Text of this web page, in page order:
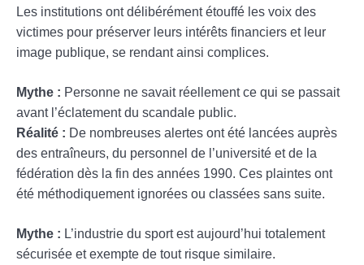
Les institutions ont délibérément étouffé les voix des
victimes pour préserver leurs intérêts financiers et leur
image publique, se rendant ainsi complices.
Mythe : Personne ne savait réellement ce qui se passait
avant l’éclatement du scandale public.
Réalité : De nombreuses alertes ont été lancées auprès
des entraîneurs, du personnel de l’université et de la
fédération dès la fin des années 1990. Ces plaintes ont
été méthodiquement ignorées ou classées sans suite.
Mythe : L’industrie du sport est aujourd’hui totalement
sécurisée et exempte de tout risque similaire.